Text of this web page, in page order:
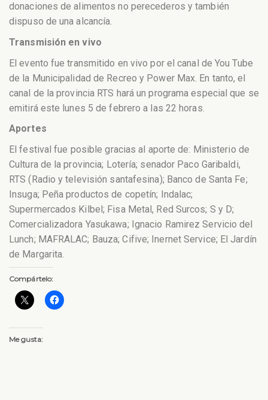
donaciones de alimentos no perecederos y también
dispuso de una alcancía.
Transmisión en vivo
El evento fue transmitido en vivo por el canal de You Tube
de la Municipalidad de Recreo y Power Max. En tanto, el
canal de la provincia RTS hará un programa especial que se
emitirá este lunes 5 de febrero a las 22 horas.
Aportes
El festival fue posible gracias al aporte de: Ministerio de
Cultura de la provincia; Lotería; senador Paco Garibaldi,
RTS (Radio y televisión santafesina); Banco de Santa Fe;
Insuga; Peña productos de copetín; Indalac;
Supermercados Kilbel; Fisa Metal, Red Surcos; S y D;
Comercializadora Yasukawa; Ignacio Ramirez Servicio del
Lunch; MAFRALAC; Bauza; Cifive; Inernet Service; El Jardín
de Margarita.
Compártelo:
Me gusta: